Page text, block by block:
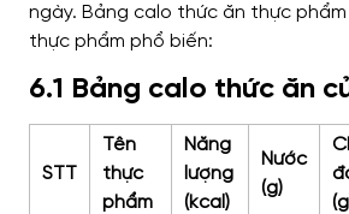
ngày. Bảng calo thức ăn thực
thực phẩm phổ biến:
6.1 Bảng calo thức ăn
STT
Tên
thực
phẩm
Năng
lượng
(kcal)
Nước
(g)